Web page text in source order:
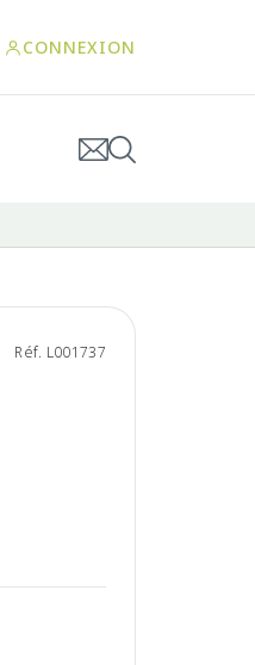
CONNEXION
Réf. L001737